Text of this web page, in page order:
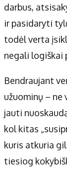
darbus,
ir pasidaryti
todėl verta
negali logiškai
Bendraujant
užuominų –
jauti
kol kitas
kuris atkuria
tiesiog